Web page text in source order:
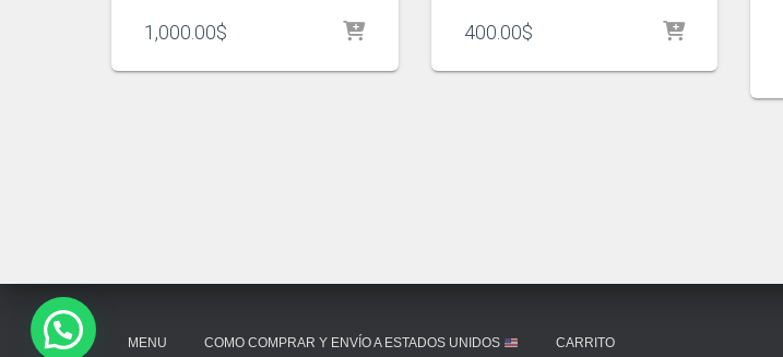
1,000.00$ 400.00$
MENU COMO COMPRAR Y ENVÍO A ESTADOS UNIDOS CARRITO